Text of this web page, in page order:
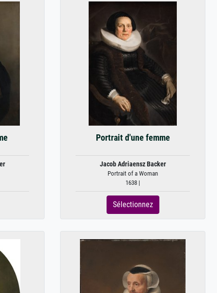
Portrait d'une femme
Jacob Adriaensz Backer
Portrait of a Woman
1638 |
Sélectionnez